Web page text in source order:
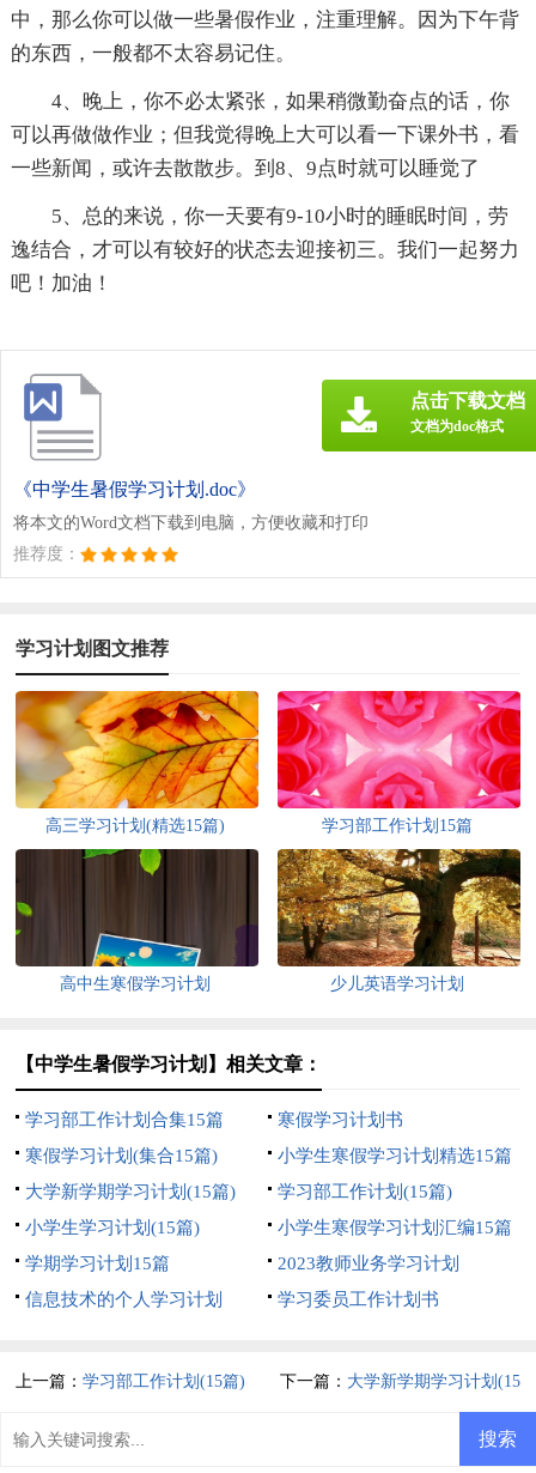
中，那么你可以做一些暑假作业，注重理解。因为下午背
的东西，一般都不太容易记住。
4、晚上，你不必太紧张，如果稍微勤奋点的话，你
可以再做做作业；但我觉得晚上大可以看一下课外书，看
一些新闻，或许去散散步。到8、9点时就可以睡觉了
5、总的来说，你一天要有9-10小时的睡眠时间，劳
逸结合，才可以有较好的状态去迎接初三。我们一起努力
吧！加油！
《中学生暑假学习计划.doc》
将本文的Word文档下载到电脑，方便收藏和打印
推荐度：
点击下载文档
文档为doc格式
学习计划图文推荐
高三学习计划(精选15篇) 学习部工作计划15篇
高中生寒假学习计划 少儿英语学习计划
【中学生暑假学习计划】相关文章：
学习部工作计划合集15篇
寒假学习计划书
寒假学习计划(集合15篇)
小学生寒假学习计划精选15篇
大学新学期学习计划(15篇)
学习部工作计划(15篇)
小学生学习计划(15篇)
小学生寒假学习计划汇编15篇
学期学习计划15篇
2023教师业务学习计划
信息技术的个人学习计划
学习委员工作计划书
上一篇：学习部工作计划(15篇) 下一篇： 大学新学期学习计划(15